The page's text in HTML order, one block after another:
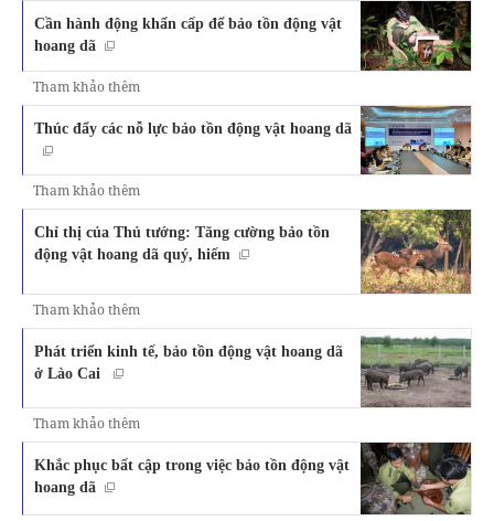
Cần hành động khẩn cấp để bảo tồn động vật
hoang dã
Tham khảo thêm
Thúc đẩy các nỗ lực bảo tồn động vật hoang dã
Tham khảo thêm
Chỉ thị của Thủ tướng: Tăng cường bảo tồn
động vật hoang dã quý, hiếm
Tham khảo thêm
Phát triển kinh tế, bảo tồn động vật hoang dã
ở Lào Cai
Tham khảo thêm
Khắc phục bất cập trong việc bảo tồn động vật
hoang dã